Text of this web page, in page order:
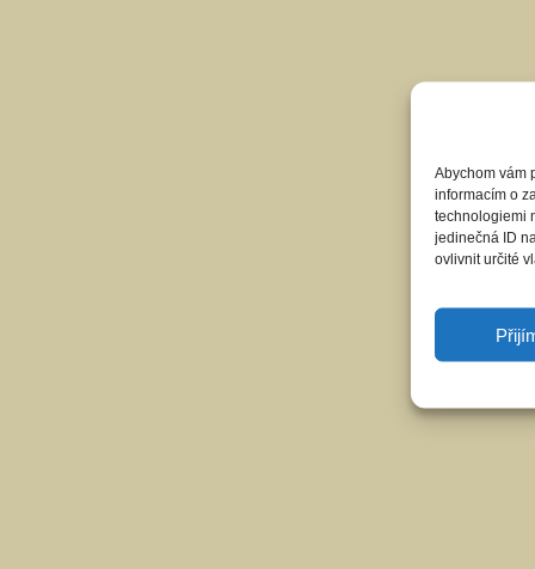
Abychom vám
informacím o
technologiemi
jedinečná ID
ovlivnit určité